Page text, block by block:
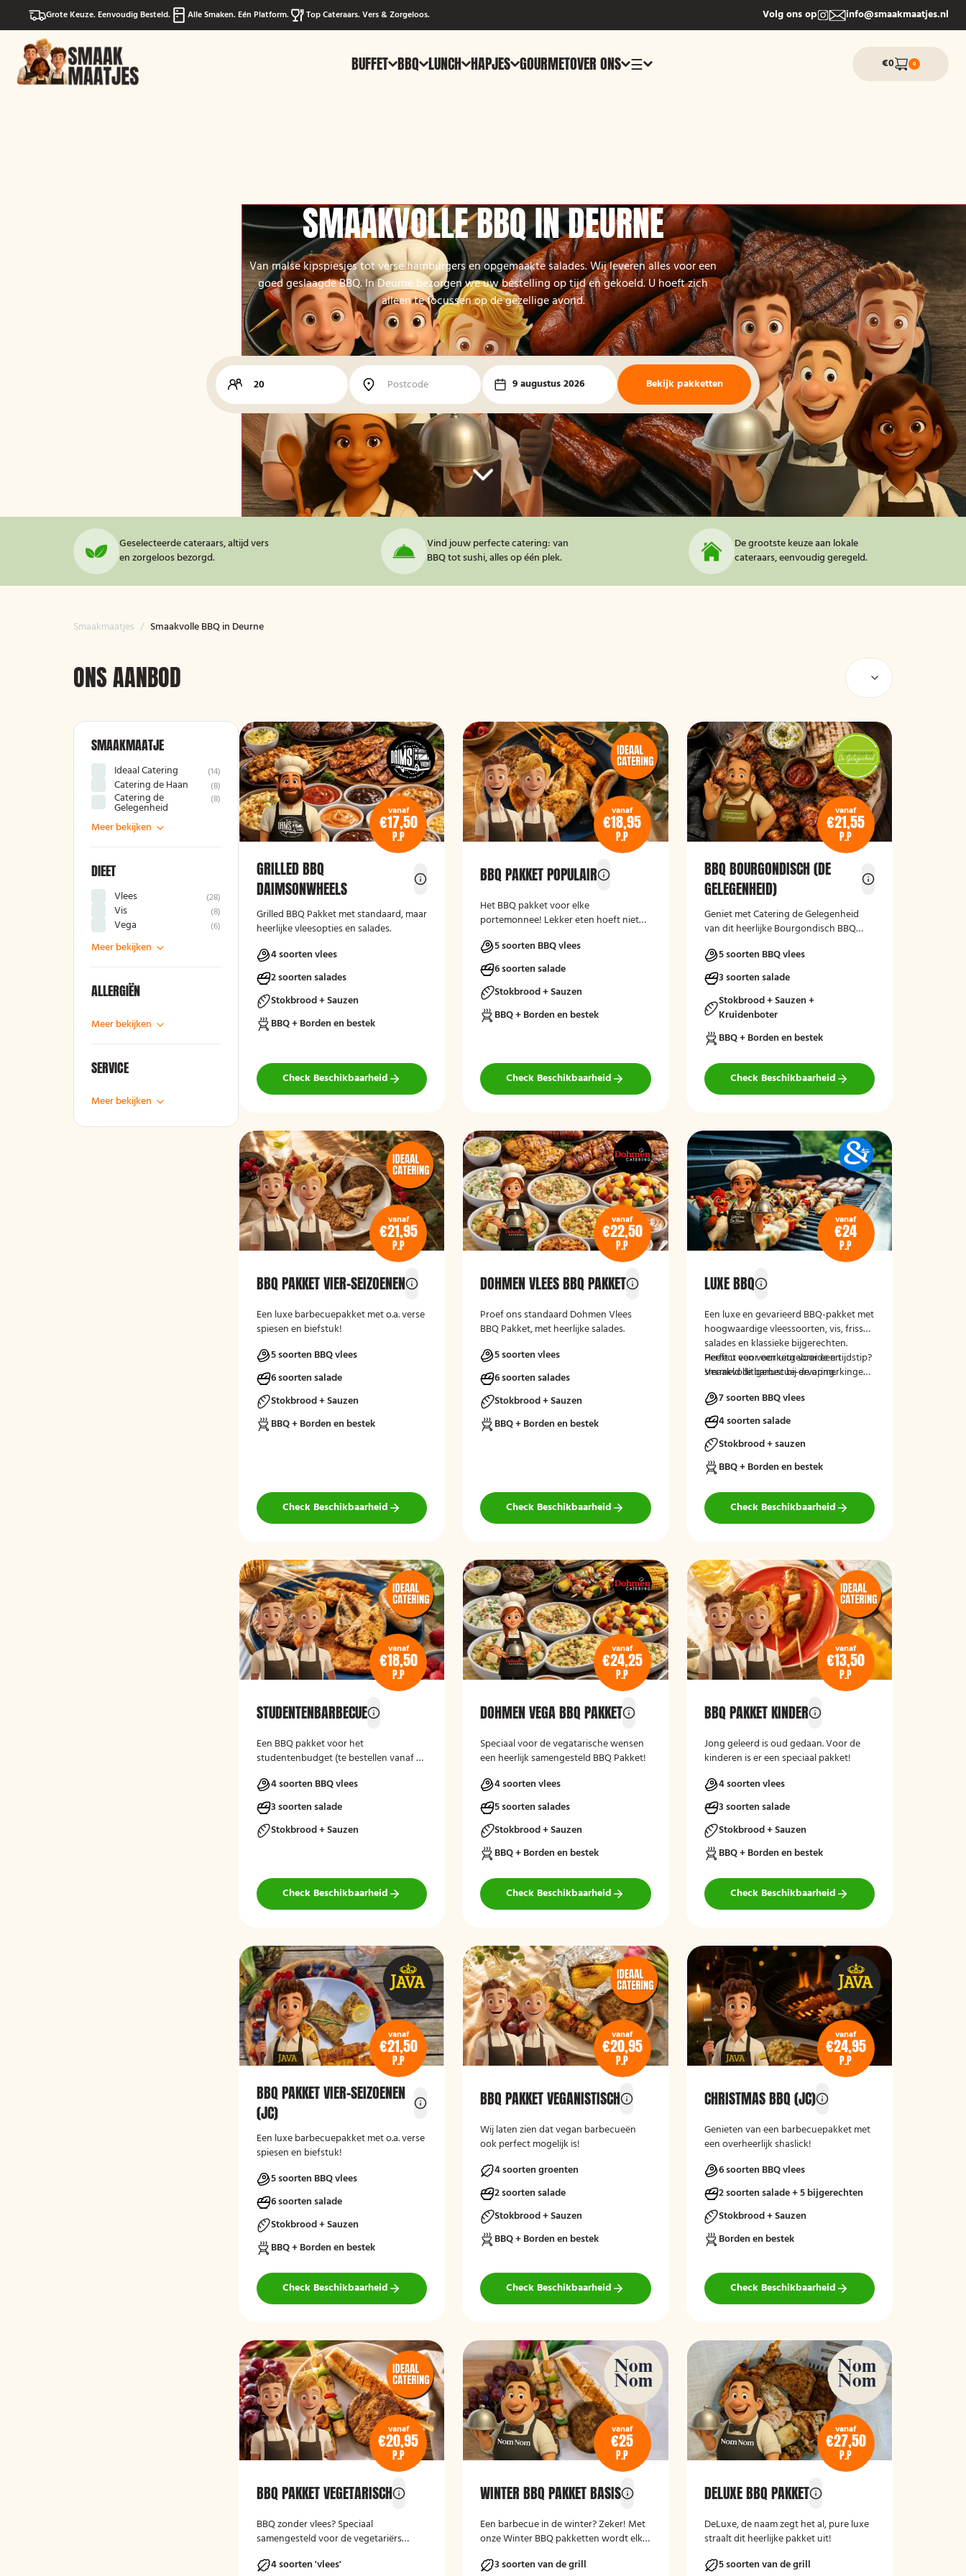
Grote Keuze. Eenvoudig Besteld. Alle Smaken. Eén Platform. Top Cateraars. Vers & Zorgeloos. Volg ons op info@smaakmaatjes.nl
BUFFET BBQ LUNCH HAPJES GOURMETOVER ONS ☰ €0 0
SMAAKVOLLE BBQ IN DEURNE
Van malse kipspiesjes tot verse hamburgers en opgemaakte salades. Wij leveren alles voor een
goed geslaagde BBQ. In Deurne bezorgen we uw bestelling op tijd en gekoeld. U hoeft zich
alleen te focussen op de gezellige avond.
9 augustus 2026 Bekijk pakketten
Geselecteerde cateraars, altijd vers
en zorgeloos bezorgd.
Vind jouw perfecte catering: van
BBQ tot sushi, alles op één plek.
De grootste keuze aan lokale
cateraars, eenvoudig geregeld.
Smaakmaatjes / Smaakvolle BBQ in Deurne
ONS AANBOD
SMAAKMAATJE
Ideaal Catering (14)
Catering de Haan (8)
Catering de
Gelegenheid
(8)
Meer bekijken
DIEET
Vlees (28)
Vis (8)
Vega (6)
Meer bekijken
ALLERGIËN
Meer bekijken
SERVICE
Meer bekijken
vanaf
€17,50
P.P
GRILLED BBQ
DAIMSONWHEELS
Grilled BBQ Pakket met standaard, maar
heerlijke vleesopties en salades.
4 soorten vlees
2 soorten salades
Stokbrood + Sauzen
BBQ + Borden en bestek
Check Beschikbaarheid
vanaf
€18,95
P.P
BBQ PAKKET POPULAIR
Het BBQ pakket voor elke
portemonnee! Lekker eten hoeft niet
5 soorten BBQ vlees
6 soorten salade
Stokbrood + Sauzen
BBQ + Borden en bestek
Check Beschikbaarheid
vanaf
€21,55
P.P
BBQ BOURGONDISCH (DE
GELEGENHEID)
Geniet met Catering de Gelegenheid
van dit heerlijke Bourgondisch BBQ
5 soorten BBQ vlees
3 soorten salade
Stokbrood + Sauzen +
Kruidenboter
BBQ + Borden en bestek
Check Beschikbaarheid
vanaf
€21,95
P.P
BBQ PAKKET VIER-SEIZOENEN
Een luxe barbecuepakket met o.a. verse
spiesen en biefstuk!
5 soorten BBQ vlees
6 soorten salade
Stokbrood + Sauzen
BBQ + Borden en bestek
Check Beschikbaarheid
vanaf
€22,50
P.P
DOHMEN VLEES BBQ PAKKET
Proef ons standaard Dohmen Vlees
BBQ Pakket, met heerlijke salades.
5 soorten vlees
6 soorten salades
Stokbrood + Sauzen
BBQ + Borden en bestek
Check Beschikbaarheid
vanaf
€24
P.P
LUXE BBQ
Een luxe en gevarieerd BBQ-pakket met
hoogwaardige vleessoorten, vis, frisse
salades en klassieke bijgerechten.
Perfect voor een uitgebreide en
smaakvolle barbecue-ervaring.
Heeft u een voorkeur voor een tijdstip?
Vermeld dit gerust bij de opmerkingen
7 soorten BBQ vlees
4 soorten salade
Stokbrood + sauzen
BBQ + Borden en bestek
Check Beschikbaarheid
vanaf
€18,50
P.P
STUDENTENBARBECUE
Een BBQ pakket voor het
studentenbudget (te bestellen vanaf 50
4 soorten BBQ vlees
3 soorten salade
Stokbrood + Sauzen
Check Beschikbaarheid
vanaf
€24,25
P.P
DOHMEN VEGA BBQ PAKKET
Speciaal voor de vegatarische wensen
een heerlijk samengesteld BBQ Pakket!
4 soorten vlees
5 soorten salades
Stokbrood + Sauzen
BBQ + Borden en bestek
Check Beschikbaarheid
vanaf
€13,50
P.P
BBQ PAKKET KINDER
Jong geleerd is oud gedaan. Voor de
kinderen is er een speciaal pakket!
4 soorten vlees
3 soorten salade
Stokbrood + Sauzen
BBQ + Borden en bestek
Check Beschikbaarheid
vanaf
€21,50
P.P
BBQ PAKKET VIER-SEIZOENEN
(JC)
Een luxe barbecuepakket met o.a. verse
spiesen en biefstuk!
5 soorten BBQ vlees
6 soorten salade
Stokbrood + Sauzen
BBQ + Borden en bestek
Check Beschikbaarheid
vanaf
€20,95
P.P
BBQ PAKKET VEGANISTISCH
Wij laten zien dat vegan barbecueën
ook perfect mogelijk is!
4 soorten groenten
2 soorten salade
Stokbrood + Sauzen
BBQ + Borden en bestek
Check Beschikbaarheid
vanaf
€24,95
P.P
CHRISTMAS BBQ (JC)
Genieten van een barbecuepakket met
een overheerlijk shaslick!
6 soorten BBQ vlees
2 soorten salade + 5 bijgerechten
Stokbrood + Sauzen
Borden en bestek
Check Beschikbaarheid
vanaf
€20,95
P.P
BBQ PAKKET VEGETARISCH
BBQ zonder vlees? Speciaal
samengesteld voor de vegetariërs
4 soorten 'vlees'
vanaf
€25
P.P
WINTER BBQ PAKKET BASIS
Een barbecue in de winter? Zeker! Met
onze Winter BBQ pakketten wordt elk
voor een compleet verzorgde BBQ met
3 soorten van de grill
vanaf
€27,50
P.P
DELUXE BBQ PAKKET
DeLuxe, de naam zegt het al, pure luxe
straalt dit heerlijke pakket uit!
5 soorten van de grill